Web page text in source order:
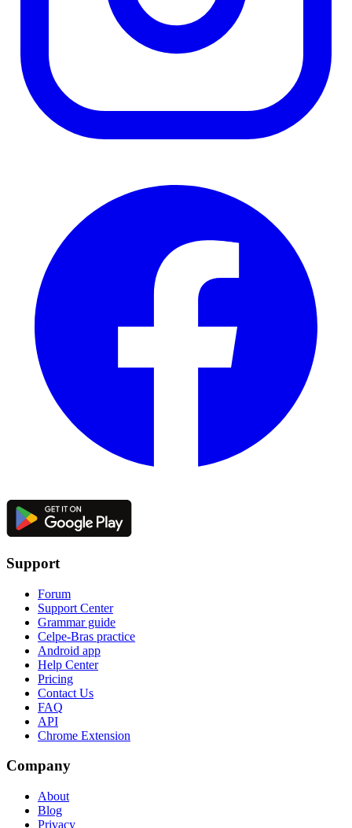
Support
Forum
Support Center
Grammar guide
Celpe-Bras practice
Android app
Help Center
Pricing
Contact Us
FAQ
API
Chrome Extension
Company
About
Blog
Privacy